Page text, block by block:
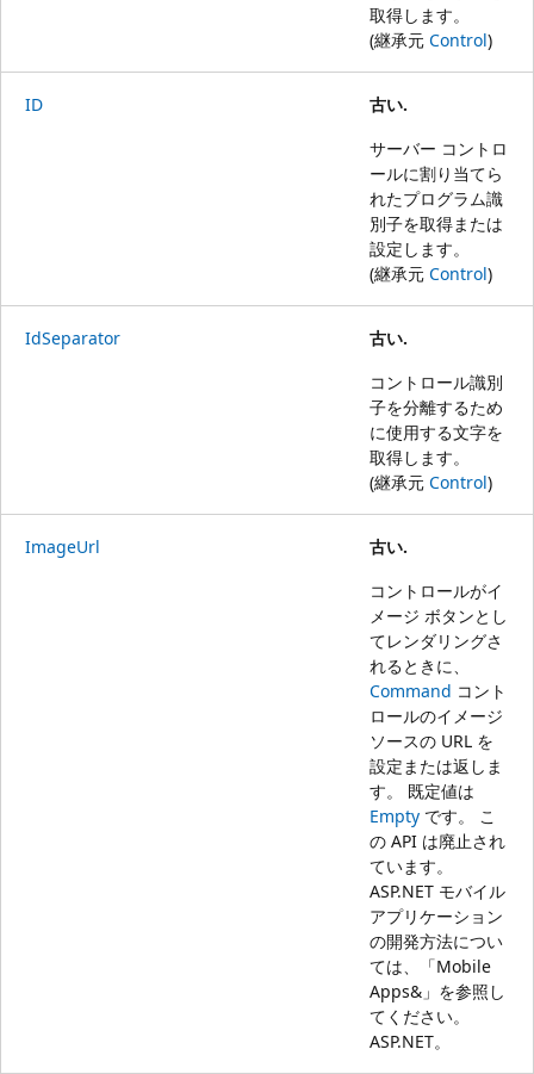
取得します。
(継承元 Control)
ID
古い.
サーバー コントロ
ールに割り当てら
れたプログラム識
別子を取得または
設定します。
(継承元 Control)
IdSeparator
古い.
コントロール識別
子を分離するため
に使用する文字を
取得します。
(継承元 Control)
ImageUrl
古い.
コントロールがイ
メージ ボタンとし
てレンダリングさ
れるときに、
Command コント
ロールのイメージ
ソースの URL を
設定または返しま
す。 既定値は
Empty です。 こ
の API は廃止され
ています。
ASP.NET モバイル
アプリケーション
の開発方法につい
ては、「Mobile
Apps&」を参照し
てください。
ASP.NET。